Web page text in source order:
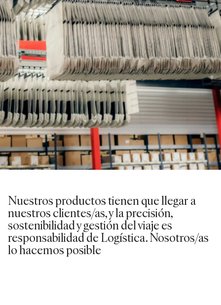
Nuestros productos tienen que llegar a
nuestros clientes/as, y la precisión,
sostenibilidad y gestión del viaje es
responsabilidad de Logística. Nosotros/as
lo hacemos posible